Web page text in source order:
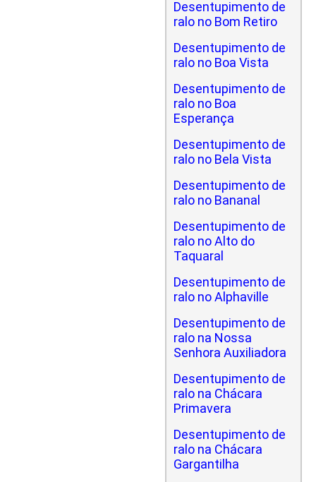
Desentupimento de
ralo no Bom Retiro
Desentupimento de
ralo no Boa Vista
Desentupimento de
ralo no Boa
Esperança
Desentupimento de
ralo no Bela Vista
Desentupimento de
ralo no Bananal
Desentupimento de
ralo no Alto do
Taquaral
Desentupimento de
ralo no Alphaville
Desentupimento de
ralo na Nossa
Senhora Auxiliadora
Desentupimento de
ralo na Chácara
Primavera
Desentupimento de
ralo na Chácara
Gargantilha